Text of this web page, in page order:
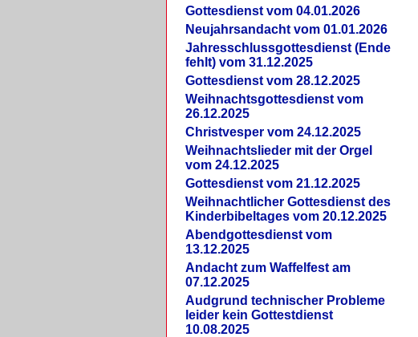
Gottesdienst vom 04.01.2026
Neujahrsandacht vom 01.01.2026
Jahresschlussgottesdienst (Ende
fehlt) vom 31.12.2025
Gottesdienst vom 28.12.2025
Weihnachtsgottesdienst vom
26.12.2025
Christvesper vom 24.12.2025
Weihnachtslieder mit der Orgel
vom 24.12.2025
Gottesdienst vom 21.12.2025
Weihnachtlicher Gottesdienst des
Kinderbibeltages vom 20.12.2025
Abendgottesdienst vom
13.12.2025
Andacht zum Waffelfest am
07.12.2025
Audgrund technischer Probleme
leider kein Gottestdienst
10.08.2025